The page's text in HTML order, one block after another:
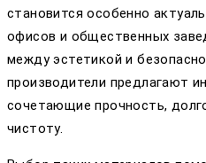
становится особенно
офисов и общественных
между эстетикой и
производители предлагают
сочетающие прочность,
чистоту.